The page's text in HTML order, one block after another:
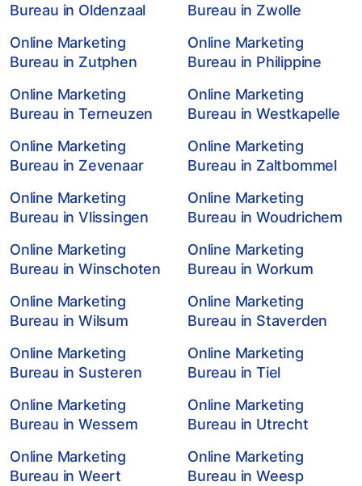
Bureau in Oldenzaal
Bureau in Zwolle
Online Marketing
Bureau in Zutphen
Online Marketing
Bureau in Philippine
Online Marketing
Bureau in Terneuzen
Online Marketing
Bureau in Westkapelle
Online Marketing
Bureau in Zevenaar
Online Marketing
Bureau in Zaltbommel
Online Marketing
Bureau in Vlissingen
Online Marketing
Bureau in Woudrichem
Online Marketing
Bureau in Winschoten
Online Marketing
Bureau in Workum
Online Marketing
Bureau in Wilsum
Online Marketing
Bureau in Staverden
Online Marketing
Bureau in Susteren
Online Marketing
Bureau in Tiel
Online Marketing
Bureau in Wessem
Online Marketing
Bureau in Utrecht
Online Marketing
Bureau in Weert
Online Marketing
Bureau in Weesp